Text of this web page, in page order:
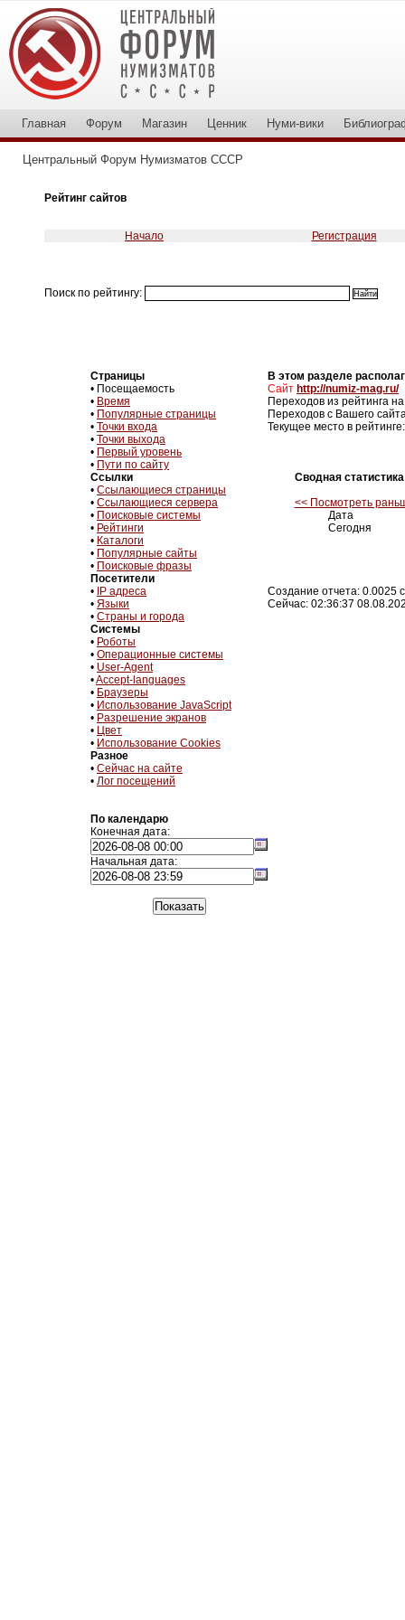
Главная Форум Магазин Ценник Нуми-вики
Центральный Форум Нумизматов СССР
Рейтинг сайтов
Начало Регистрация
Поиск по рейтингу:
Страницы
• Посещаемость
• Время
• Популярные страницы
• Точки входа
• Точки выхода
• Первый уровень
• Пути по сайту
Ссылки
• Ссылающиеся страницы
• Ссылающиеся сервера
• Поисковые системы
• Рейтинги
• Каталоги
• Популярные сайты
• Поисковые фразы
Посетители
• IP адреса
• Языки
• Страны и города
Системы
• Роботы
• Операционные системы
• User-Agent
•Accept-languages
• Браузеры
• Использование JavaScript
• Разрешение экранов
• Цвет
• Использование Cookies
Разное
• Сейчас на сайте
• Лог посещений
По календарю
Конечная дата:
Начальная дата:
В этом разделе
Сайт http://numiz-mag.ru/
Переходов из рейтинга
Переходов с Вашего
Текущее место в рейтинге:
Сводная
<< Посмотреть
Дата
Сегодня
Создание отчета: 0.0025
Сейчас: 02:36:37